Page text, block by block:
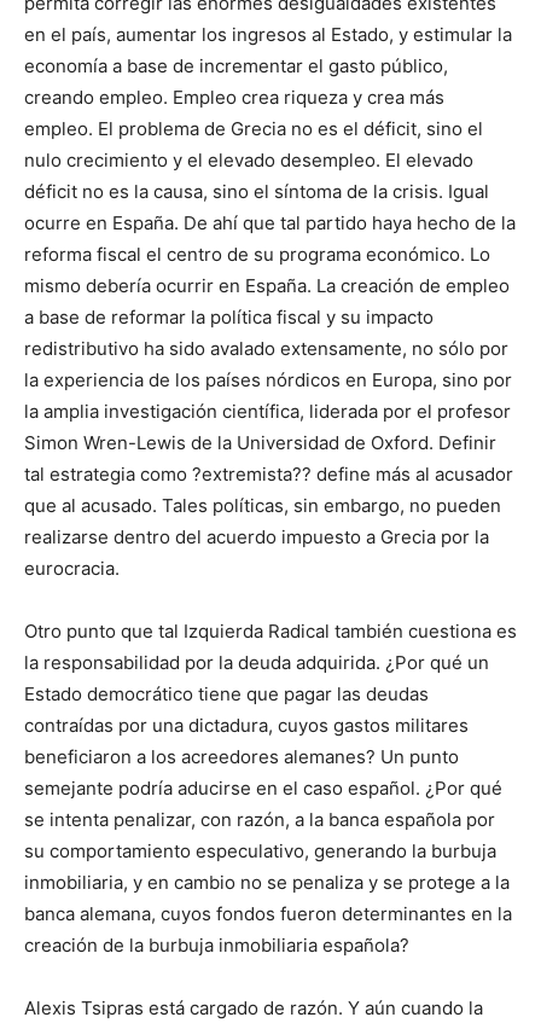
en el país, aumentar los ingresos al Estado, y estimular la
economía a base de incrementar el gasto público,
creando empleo. Empleo crea riqueza y crea más
empleo. El problema de Grecia no es el déficit, sino el
nulo crecimiento y el elevado desempleo. El elevado
déficit no es la causa, sino el síntoma de la crisis. Igual
ocurre en España. De ahí que tal partido haya hecho de la
reforma fiscal el centro de su programa económico. Lo
mismo debería ocurrir en España. La creación de empleo
a base de reformar la política fiscal y su impacto
redistributivo ha sido avalado extensamente, no sólo por
la experiencia de los países nórdicos en Europa, sino por
la amplia investigación científica, liderada por el profesor
Simon Wren-Lewis de la Universidad de Oxford. Definir
tal estrategia como ?extremista?? define más al acusador
que al acusado. Tales políticas, sin embargo, no pueden
realizarse dentro del acuerdo impuesto a Grecia por la
eurocracia.
Otro punto que tal Izquierda Radical también cuestiona es
la responsabilidad por la deuda adquirida. ¿Por qué un
Estado democrático tiene que pagar las deudas
contraídas por una dictadura, cuyos gastos militares
beneficiaron a los acreedores alemanes? Un punto
semejante podría aducirse en el caso español. ¿Por qué
se intenta penalizar, con razón, a la banca española por
su comportamiento especulativo, generando la burbuja
inmobiliaria, y en cambio no se penaliza y se protege a la
banca alemana, cuyos fondos fueron determinantes en la
creación de la burbuja inmobiliaria española?
Alexis Tsipras está cargado de razón. Y aún cuando la